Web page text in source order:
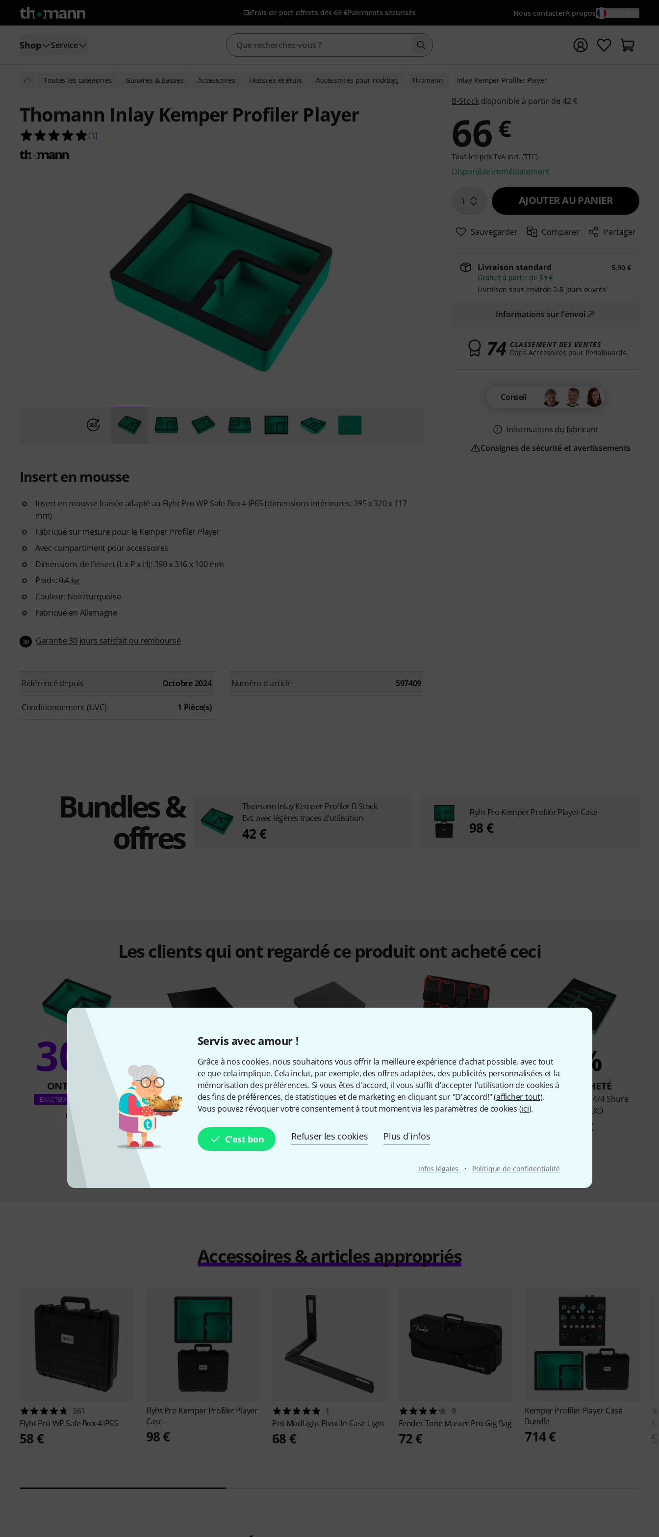
Servis avec amour !
Grâce à nos cookies, nous souhaitons vous offrir la meilleure expérience d'achat possible, avec tout
ce que cela implique. Cela inclut, par exemple, des offres adaptées, des publicités personnalisées et la
mémorisation des préférences. Si vous êtes d'accord, il vous suffit d'accepter l'utilisation de cookies à
des fins de préférences, de statistiques et de marketing en cliquant sur "D'accord!" (afficher tout).
Vous pouvez révoquer votre consentement à tout moment via les paramètres de cookies (ici).
C'est bon Refuser les cookies Plus d´infos
Infos légales · Politique de confidentialité
Frais de port offerts dès 69 €Paiements sécurisés Nous contacterA propos
Shop Service Démarrer la recherche avec le terme de recherche
Toutes les catégories Guitares & Basses Accessoires Housses et étuis Accessoires pour rockbag Thomann Inlay Kemper Profiler Player
Thomann Inlay Kemper Profiler Player
5.0 étoiles sur 5 d'après 1 évaluations clients
(1)
Insert en mousse
Insert en mousse fraisée adapté au Flyht Pro WP Safe Box 4 IP65 (dimensions intérieures: 395 x 320 x 117
mm)
Fabriqué sur mesure pour le Kemper Profiler Player
Avec compartiment pour accessoires
Dimensions de l'insert (L x P x H): 390 x 316 x 100 mm
Poids: 0,4 kg
Couleur: Noir/turquoise
Fabriqué en Allemagne
30 Garantie 30 jours satisfait ou remboursé
Référencé depuis Octobre 2024 Numéro d'article 597409
Conditionnement (UVC) 1 Pièce(s)
B-Stock disponible à partir de 42 €
66 €
Tous les prix TVA incl. (TTC)
Disponible immédiatement
1 AJOUTER AU PANIER
Sauvegarder Comparer Partager
Livraison standard
5,90 €
Gratuit à partir de 69 €
Livraison sous environ 2-5 jours ouvrés
Informations sur l'envoi
74 CLASSEMENT DES VENTES
Dans Accessoires pour Pedalboards
Conseil
Informations du fabricant
Consignes de sécurité et avertissements
Bundles &
offres
Thomann Inlay Kemper Profiler B-Stock
Evt. avec légères traces d'utilisation
42 €
Flyht Pro Kemper Profiler Player Case
98 €
Les clients qui ont regardé ce produit ont acheté ceci
30%
ONT ACHETÉ
EXACTEMENT CE PRODUIT
66 €
17%
ONT ACHETÉ
Adam Hall 87 Inlay
3,49 €
11%
ONT ACHETÉ
Thon Universal Inlay 2U
drawer
5%
ONT ACHETÉ
Flyht Pro Safe Box Lid
Organizer 4
5%
ONT ACHETÉ
Thomann Inlay 4/4 Shure
QLXD/ULXD
59 €
Accessoires & articles appropriés
361
Flyht Pro WP Safe Box 4 IP65
58 €
Flyht Pro Kemper Profiler Player
Case
98 €
1
Peli ModLight Pivot In-Case Light
68 €
9
FenderTone Master Pro Gig Bag
72 €
Kemper Profiler Player Case
Bundle
714 €